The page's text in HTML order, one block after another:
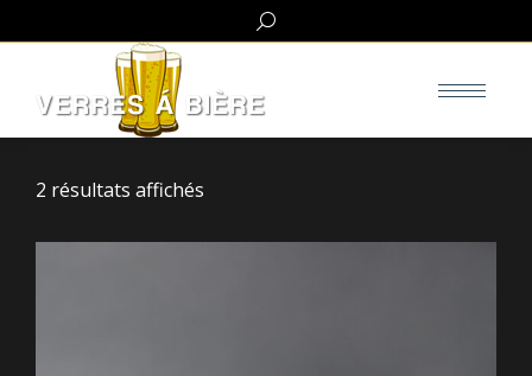
Search:
2 résultats affichés